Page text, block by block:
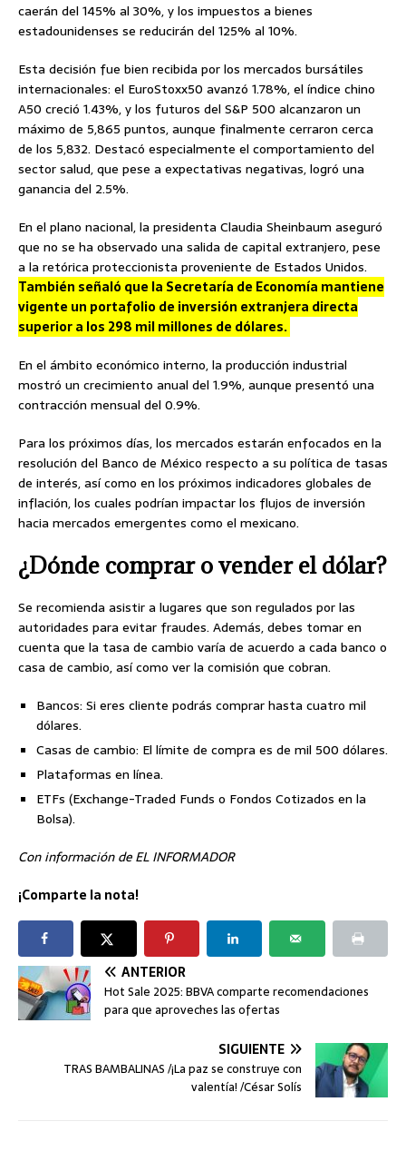
caerán del 145% al 30%, y los impuestos a bienes
estadounidenses se reducirán del 125% al 10%.
Esta decisión fue bien recibida por los mercados bursátiles
internacionales: el EuroStoxx50 avanzó 1.78%, el índice chino
A50 creció 1.43%, y los futuros del S&P 500 alcanzaron un
máximo de 5,865 puntos, aunque finalmente cerraron cerca
de los 5,832. Destacó especialmente el comportamiento del
sector salud, que pese a expectativas negativas, logró una
ganancia del 2.5%.
En el plano nacional, la presidenta Claudia Sheinbaum aseguró
que no se ha observado una salida de capital extranjero, pese
a la retórica proteccionista proveniente de Estados Unidos.
También señaló que la Secretaría de Economía mantiene
vigente un portafolio de inversión extranjera directa
superior a los 298 mil millones de dólares.
En el ámbito económico interno, la producción industrial
mostró un crecimiento anual del 1.9%, aunque presentó una
contracción mensual del 0.9%.
Para los próximos días, los mercados estarán enfocados en la
resolución del Banco de México respecto a su política de tasas
de interés, así como en los próximos indicadores globales de
inflación, los cuales podrían impactar los flujos de inversión
hacia mercados emergentes como el mexicano.
¿Dónde comprar o vender el dólar?
Se recomienda asistir a lugares que son regulados por las
autoridades para evitar fraudes. Además, debes tomar en
cuenta que la tasa de cambio varía de acuerdo a cada banco o
casa de cambio, así como ver la comisión que cobran.
Bancos: Si eres cliente podrás comprar hasta cuatro mil
dólares.
Casas de cambio: El límite de compra es de mil 500 dólares.
Plataformas en línea.
ETFs (Exchange-Traded Funds o Fondos Cotizados en la
Bolsa).
Con información de EL INFORMADOR
¡Comparte la nota!
ANTERIOR
Hot Sale 2025: BBVA comparte recomendaciones
para que aproveches las ofertas
SIGUIENTE
TRAS BAMBALINAS /¡La paz se construye con
valentía! /César Solís